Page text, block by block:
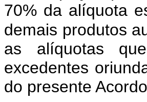
70% da alíquota
demais produtos
as alíquotas
excedentes
do presente